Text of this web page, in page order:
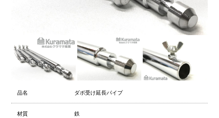
品名 ダボ受け延長パイプ
材質 鉄